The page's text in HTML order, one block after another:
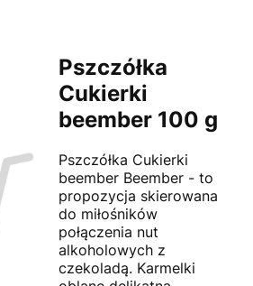
Pszczółka
Cukierki
beember 100 g
Pszczółka Cukierki
beember Beember - to
propozycja skierowana
do miłośników
połączenia nut
alkoholowych z
czekoladą. Karmelki